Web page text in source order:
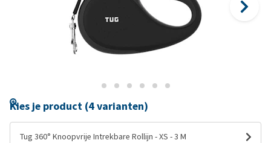
Kies je product (4 varianten)
Tug 360° Knoopvrije Intrekbare Rollijn - XS - 3 M